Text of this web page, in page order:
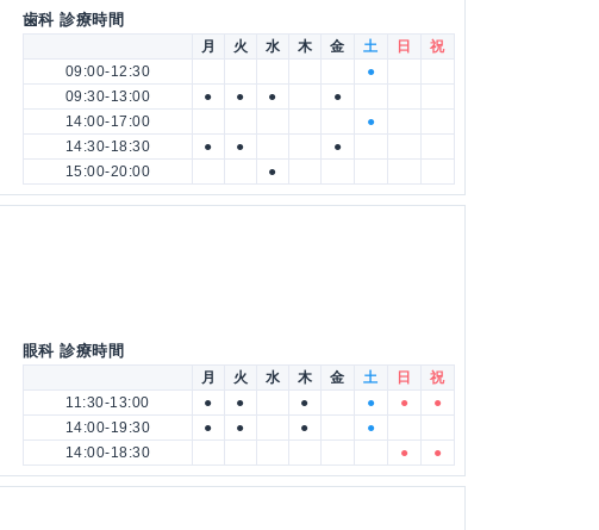
歯科 診療時間
月 火 水 木 金 土 日
祝
09:00-12:30
●
09:30-13:00
● ● ●
●
14:00-17:00
●
14:30-18:30
● ●
●
15:00-20:00
●
眼科 診療時間
月 火 水 木 金 土 日
祝
11:30-13:00
● ● ● ● ●
●
14:00-19:30
● ● ●
●
14:00-18:30
● ●